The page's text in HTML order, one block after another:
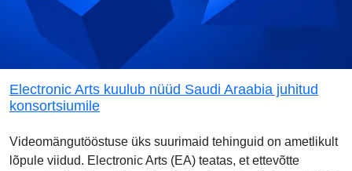
Electronic Arts kuulub nüüd Saudi Araabia juhitud
konsortsiumile
Videomängutööstuse üks suurimaid tehinguid on ametlikult
lõpule viidud. Electronic Arts (EA) teatas, et ettevõtte